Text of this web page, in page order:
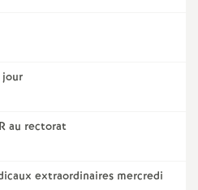
au rectorat
extraordinaires mercredi